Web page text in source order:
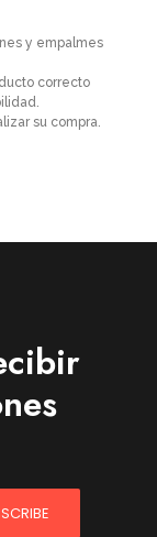
y empalmes
correcto
su compra.